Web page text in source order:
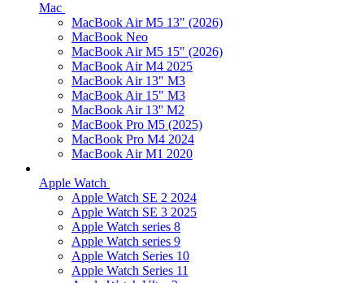
Mac
MacBook Air M5 13" (2026)
MacBook Neo
MacBook Air M5 15" (2026)
MacBook Air M4 2025
MacBook Air 13" M3
MacBook Air 15" M3
MacBook Air 13'' M2
MacBook Pro M5 (2025)
MacBook Pro M4 2024
MacBook Air M1 2020
Apple Watch
Apple Watch SE 2 2024
Apple Watch SE 3 2025
Apple Watch series 8
Apple Watch series 9
Apple Watch Series 10
Apple Watch Series 11